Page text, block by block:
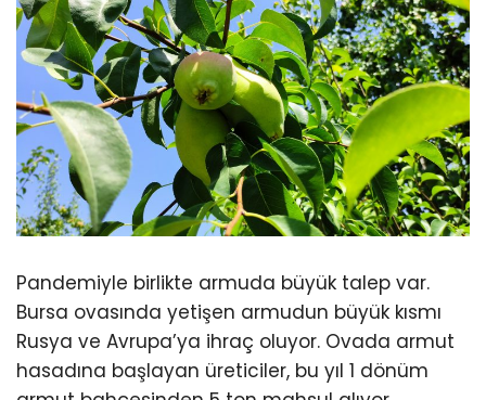
Pandemiyle birlikte armuda büyük talep var.
Bursa ovasında yetişen armudun büyük kısmı
Rusya ve Avrupa’ya ihraç oluyor. Ovada armut
hasadına başlayan üreticiler, bu yıl 1 dönüm